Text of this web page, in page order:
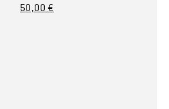
50,00 €